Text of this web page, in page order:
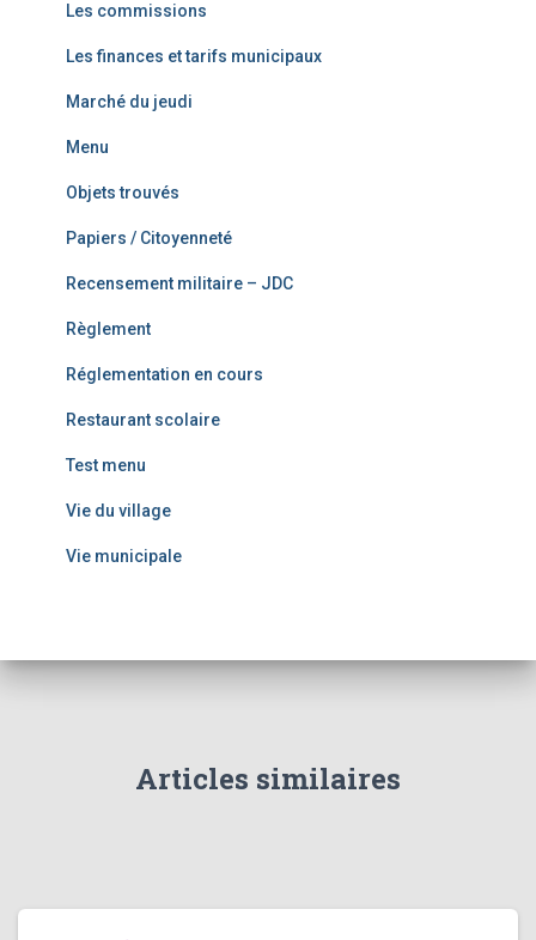
Les commissions
Les finances et tarifs municipaux
Marché du jeudi
Menu
Objets trouvés
Papiers / Citoyenneté
Recensement militaire – JDC
Règlement
Réglementation en cours
Restaurant scolaire
Test menu
Vie du village
Vie municipale
Articles similaires